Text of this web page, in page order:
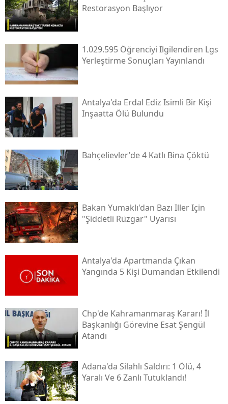
Restorasyon Başlıyor
1.029.595 Öğrenciyi Ilgilendiren Lgs
Yerleştirme Sonuçları Yayınlandı
Antalya'da Erdal Ediz Isimli Bir Kişi
Inşaatta Ölü Bulundu
Bahçelievler'de 4 Katlı Bina Çöktü
Bakan Yumaklı'dan Bazı Iller Için
"şiddetli Rüzgar" Uyarısı
Antalya'da Apartmanda Çıkan
Yangında 5 Kişi Dumandan Etkilendi
Chp'de Kahramanmaraş Kararı! İl
Başkanlığı Görevine Esat Şengül
Atandı
Adana'da Silahlı Saldırı: 1 Ölü, 4
Yaralı Ve 6 Zanlı Tutuklandı!